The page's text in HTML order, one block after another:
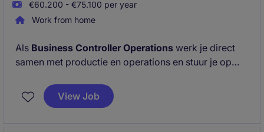
€60.200 - €75.100 per year
Work from home
Als Business Controller Operations werk je direct
samen met productie en operations en stuur je op
begrijpen wat er gebeurt, maar vooral wat er beter
kan - en wat er morgen anders moet. In een
View Job